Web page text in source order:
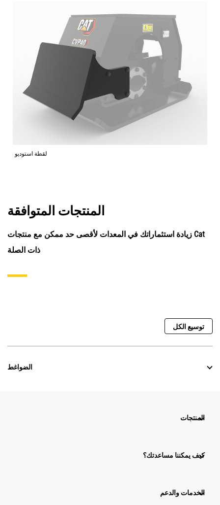
لقطة استوديو
المنتجات المتوافقة
زيادة استثماراتك في المعدات لأقصى حد ممكن مع منتجات Cat
ذات الصلة
توسيع الكل
الضواغط
المنتجات
كيف يمكننا مساعدتك؟
الخدمات والدعم